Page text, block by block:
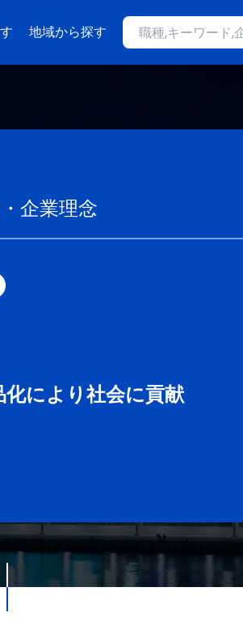
地域から探す
企業理念
により社会に貢献